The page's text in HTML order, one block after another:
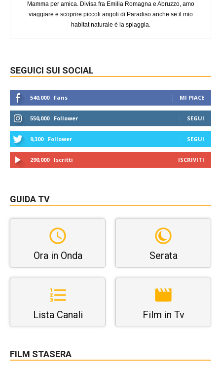
Mamma per amica. Divisa fra Emilia Romagna e Abruzzo, amo
viaggiare e scoprire piccoli angoli di Paradiso anche se il mio
habitat naturale è la spiaggia.
SEGUICI SUI SOCIAL
540,000 Fans MI PIACE
550,000 Follower SEGUI
9,300 Follower SEGUI
290,000 Iscritti ISCRIVITI
GUIDA TV
Ora in Onda Serata
Lista Canali Film in Tv
FILM STASERA